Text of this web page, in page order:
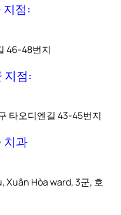
점:
46-48번지
점:
타오디엔길 43-45번지
치과
Xuân Hòa ward, 3군, 호